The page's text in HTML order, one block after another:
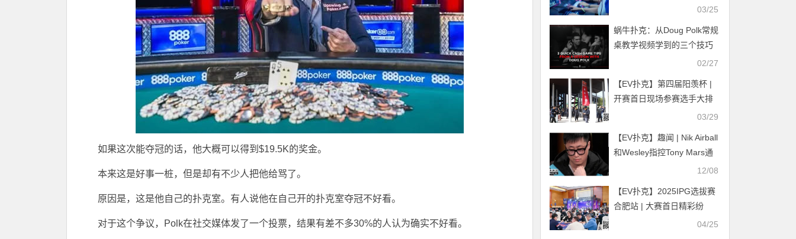
如果这次能夺冠的话，他大概可以得到$19.5K的奖金。
本来这是好事一桩，但是却有不少人把他给骂了。
原因是，这是他自己的扑克室。有人说他在自己开的扑克室夺冠不好看。
对于这个争议，Polk在社交媒体发了一个投票，结果有差不多30%的人认为确实不好看。
03/25
蜗牛扑克：​从Doug Polk常规
桌教学视频学到的三个技巧
02/27
【EV扑克】第四届阳羡杯 |
开赛首日现场参赛选手大排
长龙！回馈赛492人，开幕
航线下首秀即夺冠！
03/29
【EV扑克】趣闻 | Nik Airball
和Wesley指控Tony Mars通
过“药水牌”作弊窃取数百万
12/08
【EV扑克】2025IPG选拔赛
合肥站 | 大赛首日精彩纷
呈，霸都杯291人次参赛72
04/25